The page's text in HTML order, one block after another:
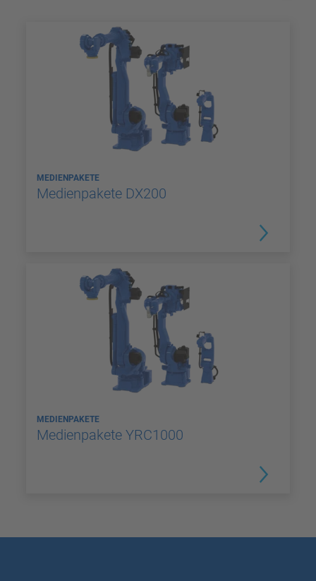
MEDIENPAKETE
Medienpakete DX200
MEDIENPAKETE
Medienpakete YRC1000